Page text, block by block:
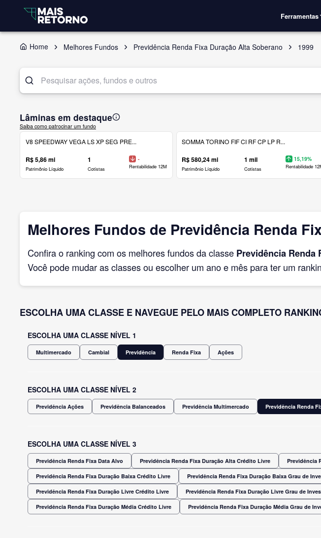
Ferramentas
Home Melhores Fundos Previdência Renda Fixa Duração Alta Soberano 1999
Lâminas em destaque
Saiba como patrocinar um fundo
V8 SPEEDWAY VEGA LS XP SEG PRE...
R$ 5,86 mi
Patrimônio Líquido
1
Cotistas
-
Rentabilidade 12M
SOMMA TORINO FIF CI RF CP LP R...
R$ 580,24 mi
Patrimônio Líquido
1 mil
Cotistas
15,19%
Rentabilidade
Melhores Fundos de Previdência Renda
Confira o ranking com os melhores fundos da classe Previdência Renda
Você pode mudar as classes ou escolher um ano e mês para ter um
ESCOLHA UMA CLASSE E NAVEGUE PELO MAIS COMPLETO
ESCOLHA UMA CLASSE NÍVEL 1
Multimercado Cambial Previdência Renda Fixa Ações
ESCOLHA UMA CLASSE NÍVEL 2
Previdência Ações Previdência Balanceados Previdência Multimercado Previdência Renda
ESCOLHA UMA CLASSE NÍVEL 3
Previdência Renda Fixa Data Alvo Previdência Renda Fixa Duração Alta Crédito Livre Previdência
Previdência Renda Fixa Duração Baixa Crédito Livre Previdência Renda Fixa Duração Baixa Grau de
Previdência Renda Fixa Duração Livre Crédito Livre Previdência Renda Fixa Duração Livre Grau de
Previdência Renda Fixa Duração Média Crédito Livre Previdência Renda Fixa Duração Média Grau de